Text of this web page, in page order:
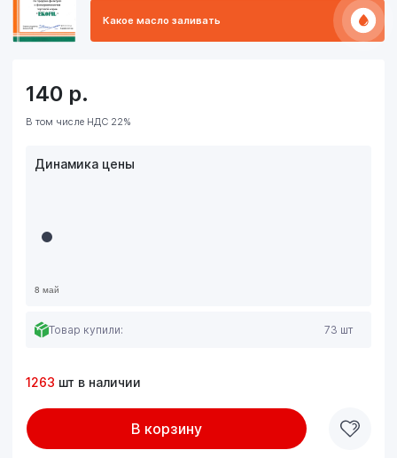
Какое масло заливать
140 р.
В том числе НДС 22%
Динамика цены
Товар купили: 73 шт
1263 шт в наличии
В корзину